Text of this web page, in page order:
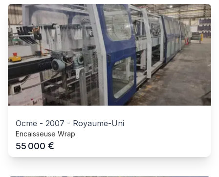
Ocme - 2007 - Royaume-Uni
Encaisseuse Wrap
55 000 €